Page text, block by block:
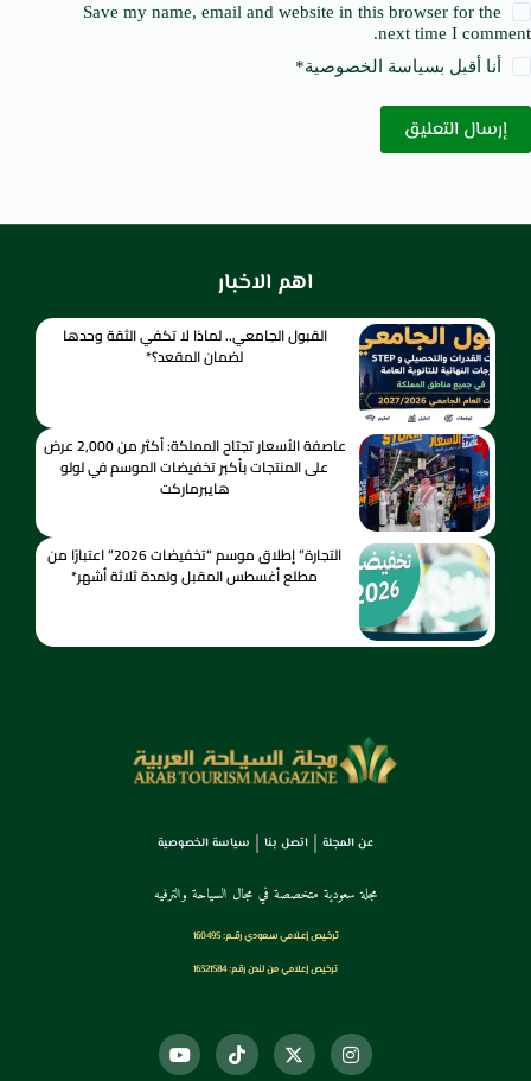
Save my name, email and website in this browser for the
next time I comment.
أنا أقبل بسياسة الخصوصية*
إرسال التعليق
اهم الاخبار
القبول الجامعي.. لماذا لا تكفي الثقة وحدها
لضمان المقعد؟*
عاصفة الأسعار تجتاح المملكة: أكثر من 2,000 عرض
على المنتجات بأكبر تخفيضات الموسم في لولو
هايبرماركت
التجارة” إطلاق موسم “تخفيضات 2026” اعتبارًا من
مطلع أغسطس المقبل ولمدة ثلاثة أشهر*
عن المجلة اتصل بنا سياسة الخصوصية
مجلة سعودية متخصصة في مجال السياحة والترفيه
ترخـيص إعـلامي سـعودي رقــم: 160495
ترخيص إعلامي من لندن رقم: 16321584